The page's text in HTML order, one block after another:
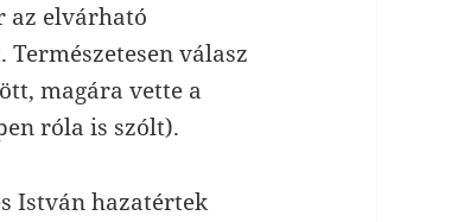
az elvárható
válasz
magára vette a
róla is szólt).
István hazatértek